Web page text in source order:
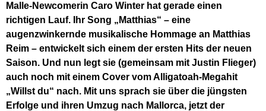
Malle-Newcomerin Caro Winter hat gerade einen
richtigen Lauf. Ihr Song „Matthias“ – eine
augenzwinkernde musikalische Hommage an Matthias
Reim – entwickelt sich einem der ersten Hits der neuen
Saison. Und nun legt sie (gemeinsam mit Justin Flieger)
auch noch mit einem Cover vom Alligatoah-Megahit
„Willst du“ nach. Mit uns sprach sie über die jüngsten
Erfolge und ihren Umzug nach Mallorca, jetzt der